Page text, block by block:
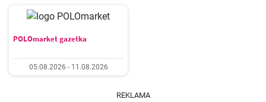
POLOmarket gazetka
05.08.2026 - 11.08.2026
REKLAMA